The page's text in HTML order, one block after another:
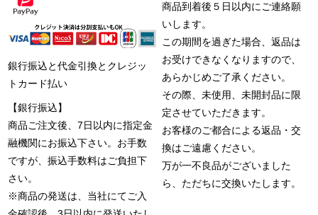
銀行振込と代金引換とクレジッ
トカード払い
【銀行振込】
商品ご注文後、7日以内に指定金
融機関にお振込下さい。お手数
ですが、振込手数料はご負担下
さい。
※商品の発送は、当社にてご入
商品到着後５日以内にご連絡願
いします。
この期間を過ぎた場合、返品は
お受けできなくなりますので、
あらかじめご了承ください。
その際、未使用、未開封品に限
定させていただきます。
お客様のご都合による返品・交
換はご遠慮ください。
万が一不良品がございました
ら、ただちに交換いたします。